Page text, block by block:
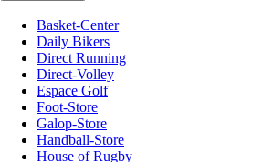
Basket-Center
Daily Bikers
Direct Running
Direct-Volley
Espace Golf
Foot-Store
Galop-Store
Handball-Store
House of Rugby